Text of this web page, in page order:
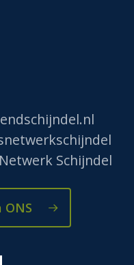
Schijndel
ONS